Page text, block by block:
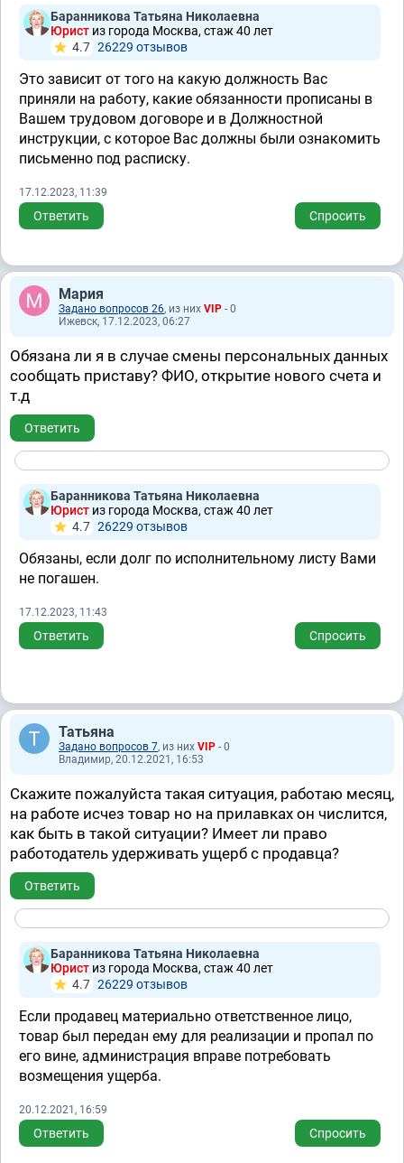
Баранникова Татьяна Николаевна
Юрист из города Москва, стаж 40 лет
4.7 26229 отзывов
Это зависит от того на какую должность Вас
приняли на работу, какие обязанности прописаны в
Вашем трудовом договоре и в Должностной
инструкции, с которое Вас должны были ознакомить
письменно под расписку.
17.12.2023, 11:39
Ответить Спросить
Мария
Задано вопросов 26, из них VIP - 0
Ижевск, 17.12.2023, 06:27
Обязана ли я в случае смены персональных данных
сообщать приставу? ФИО, открытие нового счета и
т.д
Ответить
Баранникова Татьяна Николаевна
Юрист из города Москва, стаж 40 лет
4.7 26229 отзывов
Обязаны, если долг по исполнительному листу Вами
не погашен.
17.12.2023, 11:43
Ответить Спросить
Татьяна
Задано вопросов 7, из них VIP - 0
Владимир, 20.12.2021, 16:53
Скажите пожалуйста такая ситуация, работаю месяц,
на работе исчез товар но на прилавках он числится,
как быть в такой ситуации? Имеет ли право
работодатель удерживать ущерб с продавца?
Ответить
Баранникова Татьяна Николаевна
Юрист из города Москва, стаж 40 лет
4.7 26229 отзывов
Если продавец материально ответственное лицо,
товар был передан ему для реализации и пропал по
его вине, администрация вправе потребовать
возмещения ущерба.
20.12.2021, 16:59
Ответить Спросить